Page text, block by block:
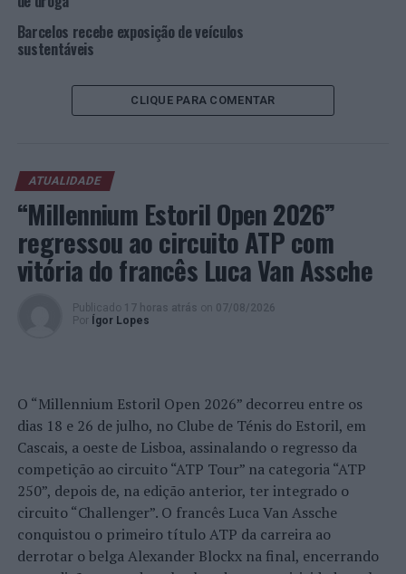
através da economia circular, e o incentivo à criação
artística casam numa simbiose única, precursora de
Pretende-se fugir do convencionalismo, ao mesmo
cidades, e nas empresas, para uma verdadeira
transformação sustentável a todos os níveis.
O concurso divide-se em três fases. Na primeira fase, até
5 de maio, dá-se a receção de candidaturas,
apresentação de propostas e respetiva avaliação. Na
segunda fase, até 18 de julho são escolhidos e avaliados
os 3 candidatos finalistas, que receberão €500 para o
O prémio, no valor de €7500, está aberto a candidaturas
nacionais e internacionais, e é patrocinado pela
organização da iniciativa, DSTGROUP e ZET GALLERY,
que vai garantir os custos de produção e
implementação, cedendo também os materiais e espaço
para a produção artística.
Na apresentação do prémio, no dia 3 de março, estarão
Barcelos recebe exposição de veículos
sustentáveis
CLIQUE PARA COMENTAR
ATUALIDADE
“Millennium Estoril Open 2026”
regressou ao circuito ATP com
vitória do francês Luca Van Assche
Publicado 17 horas atrás on 07/08/2026
Por
Ígor Lopes
O “Millennium Estoril Open 2026” decorreu entre os
dias 18 e 26 de julho, no Clube de Ténis do Estoril, em
Cascais, a oeste de Lisboa, assinalando o regresso da
competição ao circuito “ATP Tour” na categoria “ATP
250”, depois de, na edição anterior, ter integrado o
circuito “Challenger”. O francês Luca Van Assche
conquistou o primeiro título ATP da carreira ao
derrotar o belga Alexander Blockx na final, encerrando